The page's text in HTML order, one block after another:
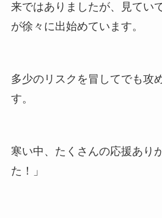
来ではありましたが、見てい
が徐々に出始めています。
多少のリスクを冒してでも攻
す。
寒い中、たくさんの応援あり
た！」